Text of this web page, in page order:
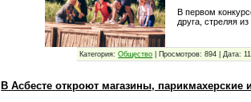
В первом
друга, стреляя
Категория: Общество Просмотров: 894 Дата:
В Асбесте откроют магазины, парикмахерские